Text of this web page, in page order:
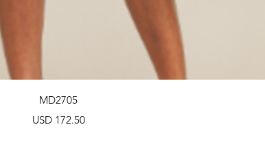
Vista rápida
MD2705
Precio
USD 172.50